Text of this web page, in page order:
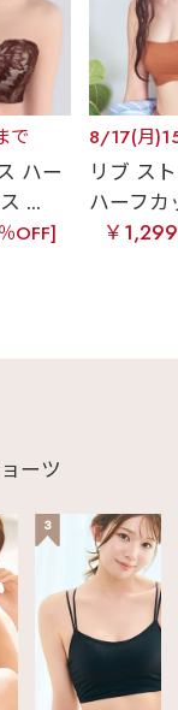
で
ハー
...
OFF]
8/17(月
リブ ス
ハーフカ
￥
ーツ
3